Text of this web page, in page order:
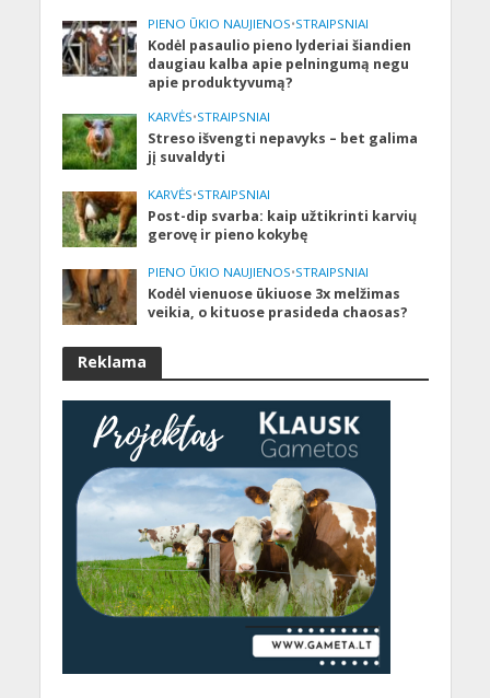
PIENO ŪKIO NAUJIENOS•STRAIPSNIAI
Kodėl pasaulio pieno lyderiai šiandien
daugiau kalba apie pelningumą negu
apie produktyvumą?
KARVĖS•STRAIPSNIAI
Streso išvengti nepavyks – bet galima
jį suvaldyti
KARVĖS•STRAIPSNIAI
Post-dip svarba: kaip užtikrinti karvių
gerovę ir pieno kokybę
PIENO ŪKIO NAUJIENOS•STRAIPSNIAI
Kodėl vienuose ūkiuose 3x melžimas
veikia, o kituose prasideda chaosas?
Reklama